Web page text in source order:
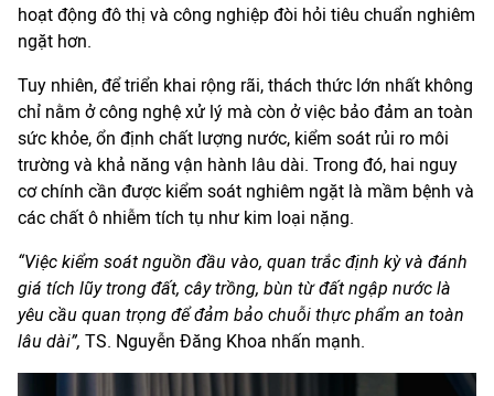
hoạt động đô thị và công nghiệp đòi hỏi tiêu chuẩn nghiêm
ngặt hơn.
Tuy nhiên, để triển khai rộng rãi, thách thức lớn nhất không
chỉ nằm ở công nghệ xử lý mà còn ở việc bảo đảm an toàn
sức khỏe, ổn định chất lượng nước, kiểm soát rủi ro môi
trường và khả năng vận hành lâu dài. Trong đó, hai nguy
cơ chính cần được kiểm soát nghiêm ngặt là mầm bệnh và
các chất ô nhiễm tích tụ như kim loại nặng.
“Việc kiểm soát nguồn đầu vào, quan trắc định kỳ và đánh
giá tích lũy trong đất, cây trồng, bùn từ đất ngập nước là
yêu cầu quan trọng để đảm bảo chuỗi thực phẩm an toàn
lâu dài”, TS. Nguyễn Đăng Khoa nhấn mạnh.